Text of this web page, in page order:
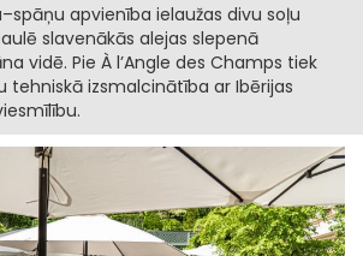
apvienība ielaužas divu soļu
slavenākās alejas slepenā
vidē. Pie À l’Angle des Champs tiek
izsmalcinātība ar Ibērijas